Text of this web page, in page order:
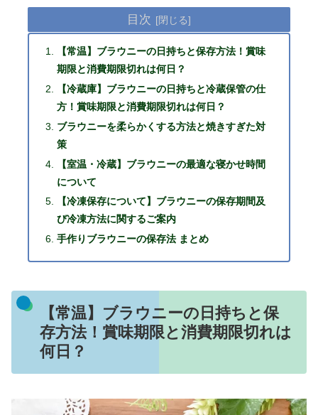
目次
【常温】ブラウニーの日持ちと保存方法！賞味
期限と消費期限切れは何日？
【冷蔵庫】ブラウニーの日持ちと冷蔵保管の仕
方！賞味期限と消費期限切れは何日？
ブラウニーを柔らかくする方法と焼きすぎた対
策
【室温・冷蔵】ブラウニーの最適な寝かせ時間
について
【冷凍保存について】ブラウニーの保存期間及
び冷凍方法に関するご案内
手作りブラウニーの保存法 まとめ
【常温】ブラウニーの日持ちと保
存方法！賞味期限と消費期限切れは
何日？